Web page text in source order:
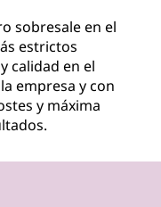
sobresale en el
estrictos
calidad en el
empresa y con
y máxima